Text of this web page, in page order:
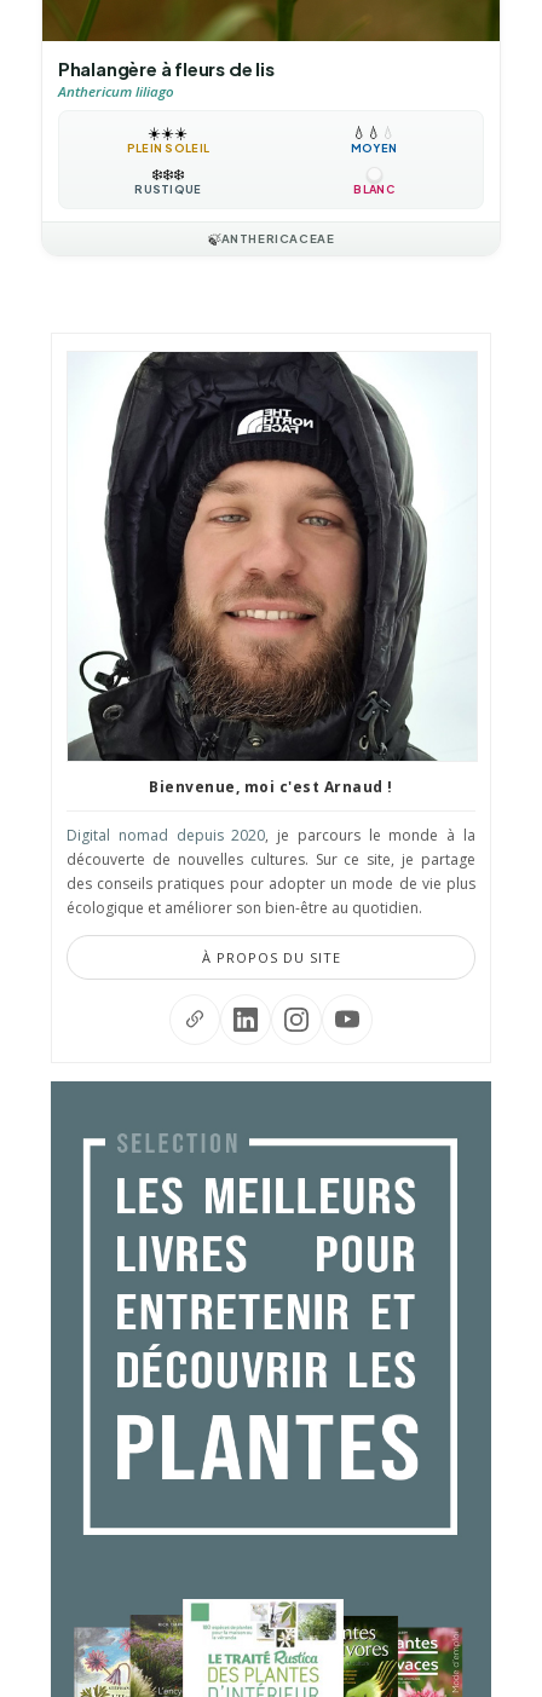
Phalangère à fleurs de lis
Anthericum liliago
☀️☀️☀️
PLEIN SOLEIL
💧 💧 💧
MOYEN
❄️❄️❄️
RUSTIQUE BLANC
🍃ANTHERICACEAE
Bienvenue, moi c'est Arnaud !
Digital nomad depuis 2020, je parcours le monde à la
découverte de nouvelles cultures. Sur ce site, je partage
des conseils pratiques pour adopter un mode de vie plus
écologique et améliorer son bien-être au quotidien.
À PROPOS DU SITE